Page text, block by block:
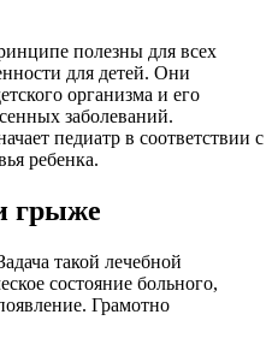
полезны для всех
для детей. Они
организма и его
заболеваний.
педиатр в соответствии с
ребенка.
грыже
такой лечебной
состояние больного,
Грамотно